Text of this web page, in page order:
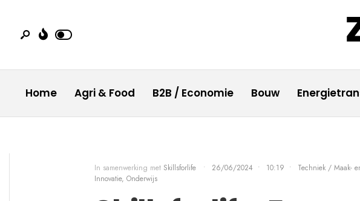
Home Agri & Food B2B / Economie Bouw
In samenwerking met Skillsforlife • 26/06/2024 • 10:19 • Techniek / Maak-
Innovatie, Onderwijs